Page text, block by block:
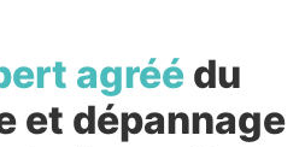
agréé du
et dépannage